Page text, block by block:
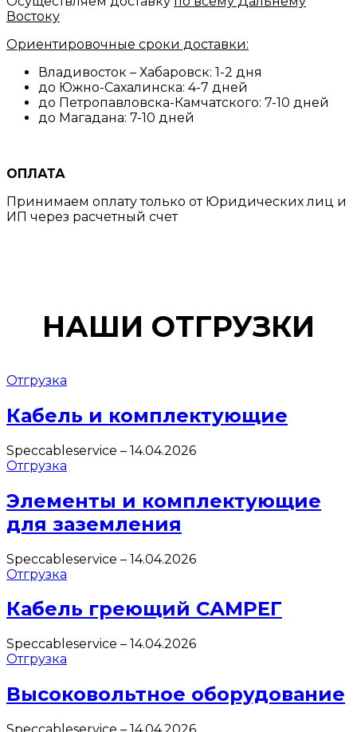
Востоку
Ориентировочные сроки доставки:
Владивосток – Хабаровск: 1-2 дня
до Южно-Сахалинска: 4-7 дней
до Петропавловска-Камчатского: 7-10 дней
до Магадана: 7-10 дней
ОПЛАТА
Принимаем оплату только от Юридических лиц и
ИП через расчетный счет
НАШИ ОТГРУЗКИ
Отгрузка
Кабель и комплектующие
Speccableservice – 14.04.2026
Отгрузка
Элементы и комплектующие
для заземления
Speccableservice – 14.04.2026
Отгрузка
Кабель греющий САМРЕГ
Speccableservice – 14.04.2026
Отгрузка
Высоковольтное оборудование